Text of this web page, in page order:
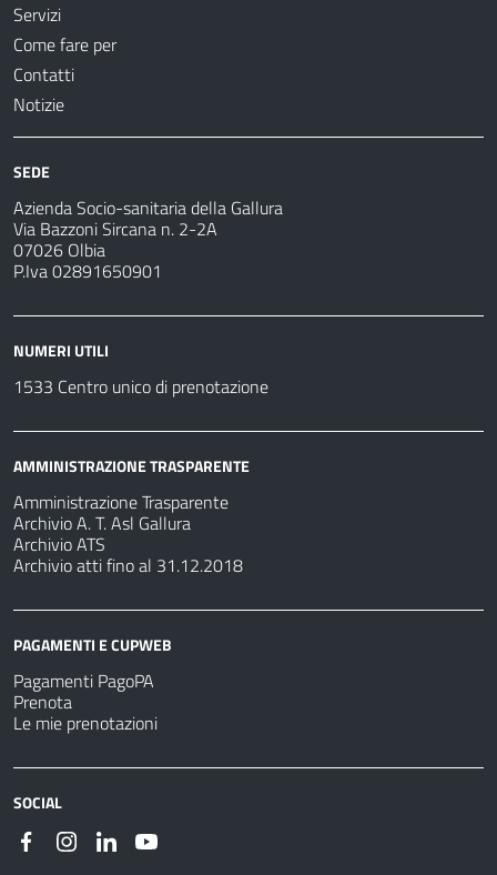
Servizi
Come fare per
Contatti
Notizie
SEDE
Azienda Socio-sanitaria della Gallura
Via Bazzoni Sircana n. 2-2A
07026 Olbia
P.Iva 02891650901
NUMERI UTILI
1533 Centro unico di prenotazione
AMMINISTRAZIONE TRASPARENTE
Amministrazione Trasparente
Archivio A. T. Asl Gallura
Archivio ATS
Archivio atti fino al 31.12.2018
PAGAMENTI E CUPWEB
Pagamenti PagoPA
Prenota
Le mie prenotazioni
SOCIAL